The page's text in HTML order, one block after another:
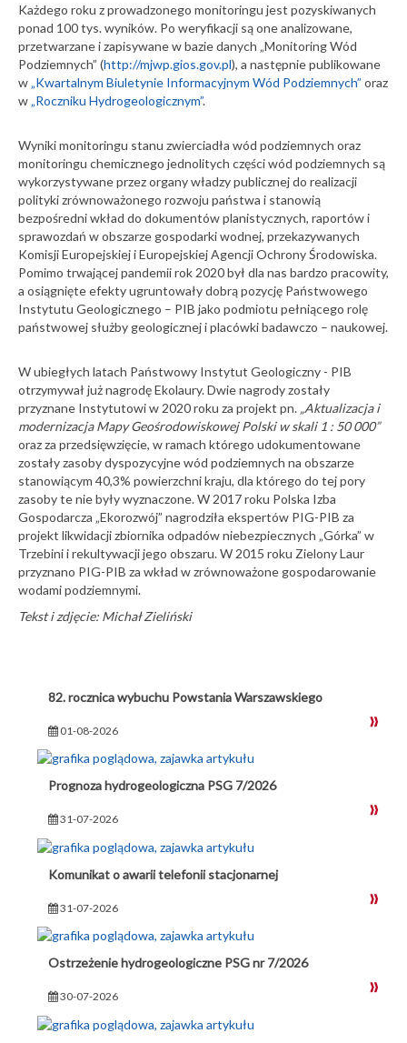
Każdego roku z prowadzonego monitoringu jest pozyskiwanych
ponad 100 tys. wyników. Po weryfikacji są one analizowane,
przetwarzane i zapisywane w bazie danych „Monitoring Wód
Podziemnych” (http://mjwp.gios.gov.pl), a następnie publikowane
w „Kwartalnym Biuletynie Informacyjnym Wód Podziemnych” oraz
w „Roczniku Hydrogeologicznym”.
Wyniki monitoringu stanu zwierciadła wód podziemnych oraz
monitoringu chemicznego jednolitych części wód podziemnych są
wykorzystywane przez organy władzy publicznej do realizacji
polityki zrównoważonego rozwoju państwa i stanowią
bezpośredni wkład do dokumentów planistycznych, raportów i
sprawozdań w obszarze gospodarki wodnej, przekazywanych
Komisji Europejskiej i Europejskiej Agencji Ochrony Środowiska.
Pomimo trwającej pandemii rok 2020 był dla nas bardzo pracowity,
a osiągnięte efekty ugruntowały dobrą pozycję Państwowego
Instytutu Geologicznego – PIB jako podmiotu pełniącego rolę
państwowej służby geologicznej i placówki badawczo – naukowej.
W ubiegłych latach Państwowy Instytut Geologiczny - PIB
otrzymywał już nagrodę Ekolaury. Dwie nagrody zostały
przyznane Instytutowi w 2020 roku za projekt pn. „Aktualizacja i
modernizacja Mapy Geośrodowiskowej Polski w skali 1 : 50 000”
oraz za przedsięwzięcie, w ramach którego udokumentowane
zostały zasoby dyspozycyjne wód podziemnych na obszarze
stanowiącym 40,3% powierzchni kraju, dla którego do tej pory
zasoby te nie były wyznaczone. W 2017 roku Polska Izba
Gospodarcza „Ekorozwój” nagrodziła ekspertów PIG-PIB za
projekt likwidacji zbiornika odpadów niebezpiecznych „Górka” w
Trzebini i rekultywacji jego obszaru. W 2015 roku Zielony Laur
przyznano PIG-PIB za wkład w zrównoważone gospodarowanie
wodami podziemnymi.
Tekst i zdjęcie: Michał Zieliński
82. rocznica wybuchu Powstania Warszawskiego
01-08-2026
Prognoza hydrogeologiczna PSG 7/2026
31-07-2026
Komunikat o awarii telefonii stacjonarnej
31-07-2026
Ostrzeżenie hydrogeologiczne PSG nr 7/2026
30-07-2026